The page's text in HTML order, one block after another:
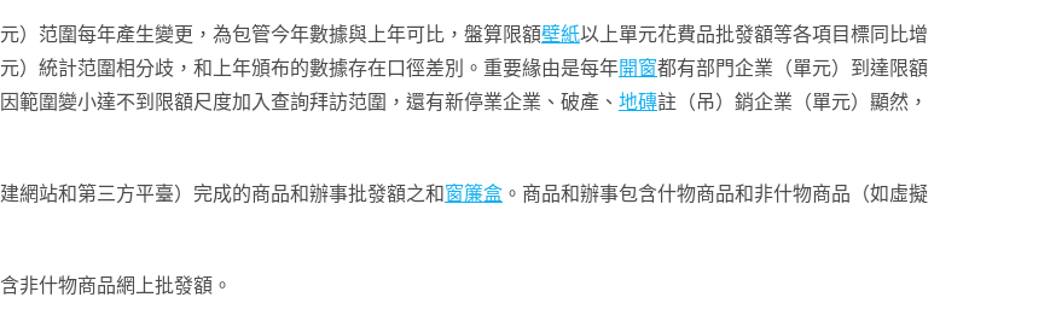
）范圍每年產生變更，為包管今年數據與上年可比，盤算限額壁紙以上單元花費品批發額等各項目標同比增
）統計范圍相分歧，和上年頒布的數據存在口徑差別。重要緣由是每年開窗都有部門企業（單元）到達限額
範圍變小達不到限額尺度加入查詢拜訪范圍，還有新停業企業、破產、 地磚註（吊）銷企業（單元）顯然，
網站和第三方平臺）完成的商品和辦事批發額之和窗簾盒 。商品和辦事包含什物商品和非什物商品（如虛擬
非什物商品網上批發額。